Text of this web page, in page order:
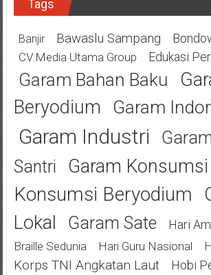
Tags
Banjir Bawaslu Sampang
CV.Media Utama Group Edukasi
Garam Bahan Baku
Beryodium
Garam
Garam Industri
Santri
Garam Konsumsi
Konsumsi Beryodium
Lokal
Garam Sate Hari
Braille Sedunia
Hari Guru Nasional
Korps TNI Angkatan Laut
Hobi